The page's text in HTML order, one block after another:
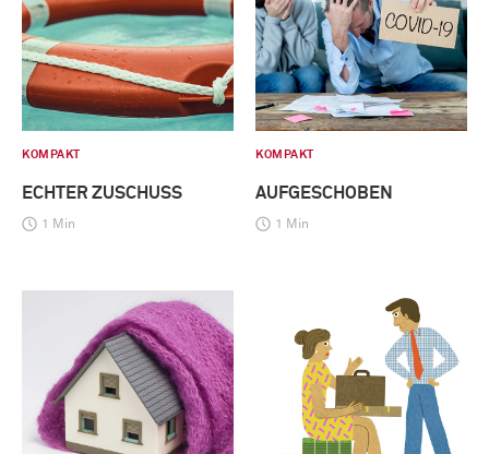
KOMPAKT
ECHTER ZUSCHUSS
1 Min
KOMPAKT
AUFGESCHOBEN
1 Min